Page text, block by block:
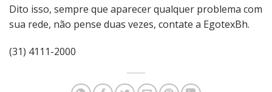
Dito isso, sempre que aparecer qualquer problema com
sua rede, não pense duas vezes, contate a EgotexBh.
(31) 4111-2000